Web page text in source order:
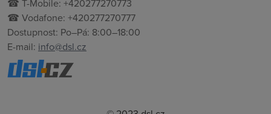
☎ T-Mobile: +420277270773
☎ Vodafone: +420277270777
Dostupnost: Po–Pá: 8:00–18:00
E-mail: info@dsl.cz